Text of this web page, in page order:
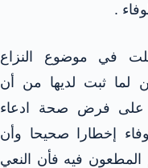
.
في موضوع النزاع
لما ثبت لديها من أن
على فرض صحة ادعاء
إخطارا صحيحا وأن
فيه فأن النعي